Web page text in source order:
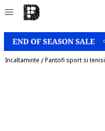
Incaltaminte /Pantofi sport si tenisi